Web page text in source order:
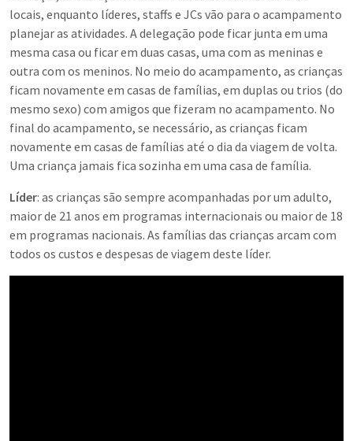
locais, enquanto líderes, staffs e JCs vão para o acampamento
planejar as atividades. A delegação pode ficar junta em uma
mesma casa ou ficar em duas casas, uma com as meninas e
outra com os meninos. No meio do acampamento, as crianças
ficam novamente em casas de famílias, em duplas ou trios (do
mesmo sexo) com amigos que fizeram no acampamento. No
final do acampamento, se necessário, as crianças ficam
novamente em casas de famílias até o dia da viagem de volta.
Uma criança jamais fica sozinha em uma casa de família.
Líder: as crianças são sempre acompanhadas por um adulto,
maior de 21 anos em programas internacionais ou maior de 18
em programas nacionais. As famílias das crianças arcam com
todos os custos e despesas de viagem deste líder.